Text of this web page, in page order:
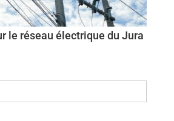
le réseau électrique du Jura